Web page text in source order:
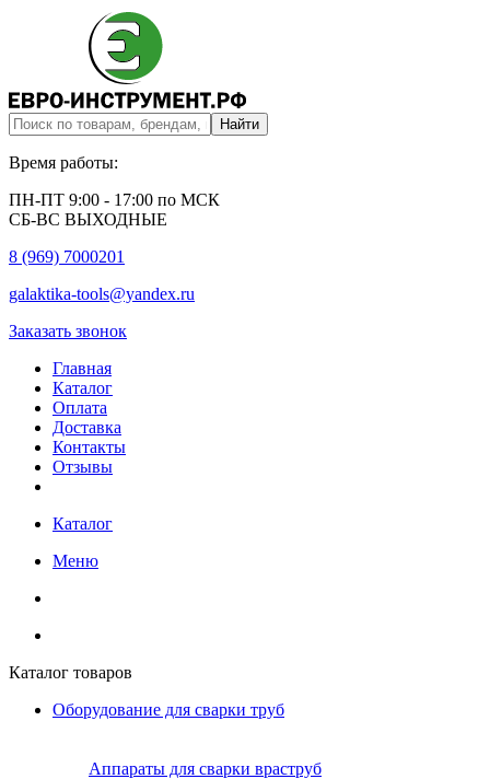
Время работы:
ПН-ПТ 9:00 - 17:00 по МСК
СБ-ВС ВЫХОДНЫЕ
8 (969) 7000201
galaktika-tools@yandex.ru
Заказать звонок
Главная
Каталог
Оплата
Доставка
Контакты
Отзывы
Каталог
Меню
Каталог товаров
Оборудование для сварки труб
Аппараты для сварки враструб